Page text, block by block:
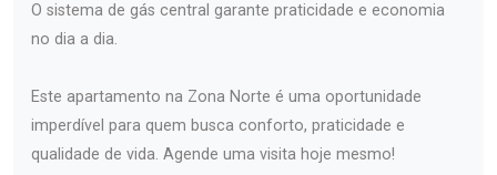
O sistema de gás central garante praticidade e economia
no dia a dia.
Este apartamento na Zona Norte é uma oportunidade
imperdível para quem busca conforto, praticidade e
qualidade de vida. Agende uma visita hoje mesmo!